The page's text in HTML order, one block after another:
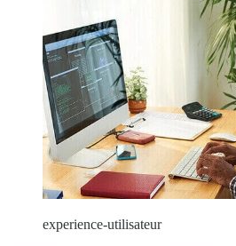
experience-utilisateur